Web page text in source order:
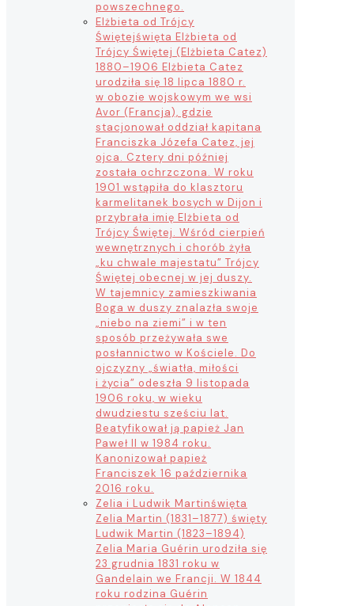
powszechnego.
Elżbieta od Trójcy
Świętejświęta Elżbieta od
Trójcy Świętej (Elżbieta Catez)
1880–1906 Elżbieta Catez
urodziła się 18 lipca 1880 r.
w obozie wojskowym we wsi
Avor (Francja), gdzie
stacjonował oddział kapitana
Franciszka Józefa Catez, jej
ojca. Cztery dni później
została ochrzczona. W roku
1901 wstąpiła do klasztoru
karmelitanek bosych w Dijon i
przybrała imię Elżbieta od
Trójcy Świętej. Wśród cierpień
wewnętrznych i chorób żyła
„ku chwale majestatu” Trójcy
Świętej obecnej w jej duszy.
W tajemnicy zamieszkiwania
Boga w duszy znalazła swoje
„niebo na ziemi” i w ten
sposób przeżywała swe
posłannictwo w Kościele. Do
ojczyzny „światła, miłości
i życia” odeszła 9 listopada
1906 roku, w wieku
dwudziestu sześciu lat.
Beatyfikował ją papież Jan
Paweł II w 1984 roku.
Kanonizował papież
Franciszek 16 października
2016 roku.
Zelia i Ludwik Martinświęta
Zelia Martin (1831–1877) święty
Ludwik Martin (1823–1894)
Zelia Maria Guérin urodziła się
23 grudnia 1831 roku w
Gandelain we Francji. W 1844
roku rodzina Guérin